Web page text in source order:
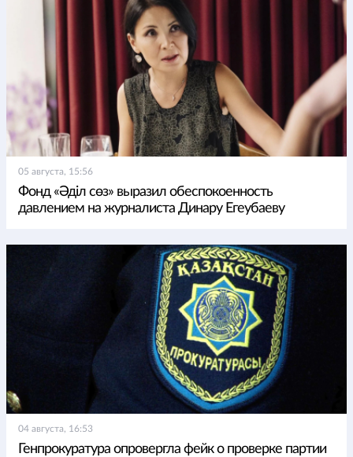
05 августа, 15:56
Фонд «Әділ сөз» выразил обеспокоенность
давлением на журналиста Динару Егеубаеву
04 августа, 16:53
Генпрокуратура опровергла фейк о проверке партии